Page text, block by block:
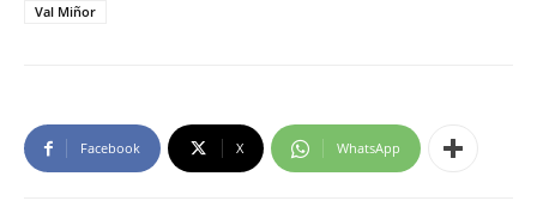
Val Miñor
Facebook X WhatsApp